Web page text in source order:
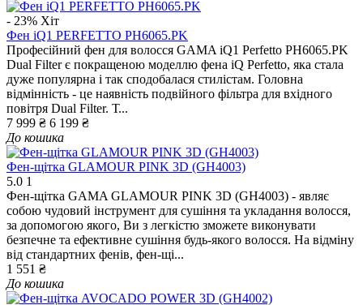
- 23% Хіт
Фен iQ1 PERFETTO PH6065.PK
Професійний фен для волосся GAMA iQ1 Perfetto PH6065.PK
Dual Filter є покращеною моделлю фена iQ Perfetto, яка стала
дуже популярна і так сподобалася стилістам. Головна
відмінність - це наявність подвійного фільтра для вхідного
повітря Dual Filter. Т...
7 999 ₴ 6 199 ₴
До кошика
Фен-щітка GLAMOUR PINK 3D (GH4003)
5.0 1
Фен-щітка GAMA GLAMOUR PINK 3D (GH4003) - являє
собою чудовий інструмент для сушіння та укладання волосся,
за допомогою якого, Ви з легкістю зможете виконувати
безпечне та ефективне сушіння будь-якого волосся. На відміну
від стандартних фенів, фен-щі...
1 551 ₴
До кошика